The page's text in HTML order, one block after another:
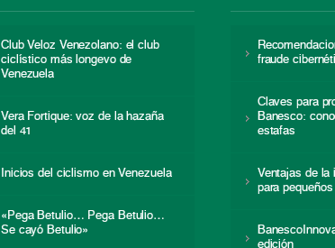
Club Veloz Venezolano: el club
ciclístico más longevo de
Venezuela
Vera Fortique: voz de la hazaña
del 41
Inicios del ciclismo en Venezuela
«Pega Betulio… Pega Betulio…
Se cayó Betulio»
fraude
Claves para
Banesco:
estafas
Ventajas de la
para
edición